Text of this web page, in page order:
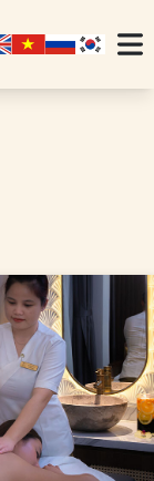
JUNIOR SUITE